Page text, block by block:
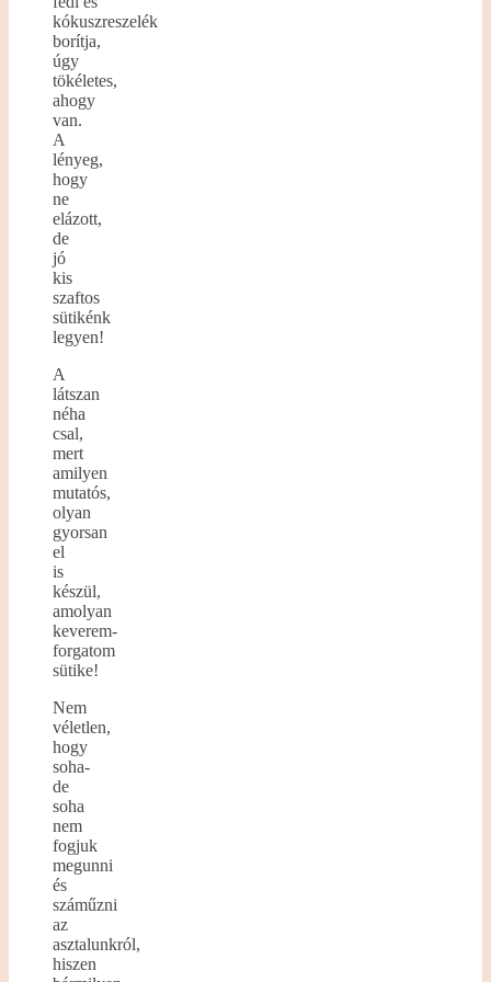
kókuszreszelék
borítja,
úgy
tökéletes,
ahogy
van.
A
lényeg,
hogy
ne
elázott,
de
jó
kis
szaftos
sütikénk
legyen!
A
látszan
néha
csal,
mert
amilyen
mutatós,
olyan
gyorsan
el
is
készül,
amolyan
keverem-
forgatom
sütike!
Nem
véletlen,
hogy
soha-
de
soha
nem
fogjuk
megunni
és
száműzni
az
asztalunkról,
hiszen